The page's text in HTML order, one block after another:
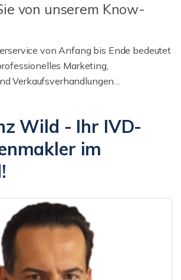
von unserem Know-
von Anfang bis Ende bedeutet
Marketing,
Verkaufsverhandlungen…
Wild - Ihr IVD-
im